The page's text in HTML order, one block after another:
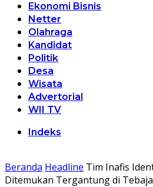
Ekonomi Bisnis
Netter
Olahraga
Kandidat
Politik
Desa
Wisata
Advertorial
WII TV
Indeks
Beranda Headline Tim Inafis
Ditemukan Tergantung di